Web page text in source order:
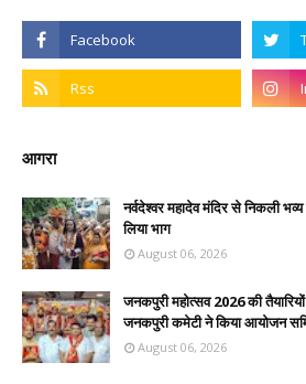
आगरा
नर्वदेश्वर महादेव मंदिर से निकली
लिया भाग
August 06, 2026
जनकपुरी महोत्सव 2026 की तैयारियों
जनकपुरी कमेटी ने किया आयोजन
August 06, 2026